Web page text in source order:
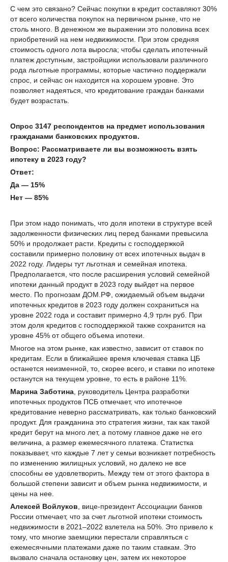
С чем это связано? Сейчас покупки в кредит составляют 30%
от всего количества покупок на первичном рынке, что не
столь много. В денежном же выражении это половина всех
приобретений на нем недвижимости. При этом средняя
стоимость одного лота выросла; чтобы сделать ипотечный
платеж доступным, застройщики использовали различного
рода льготные программы, которые частично поддержали
спрос, и сейчас он находится на хорошем уровне. Это
позволяет надеяться, что кредитование граждан банками
будет возрастать.
Опрос 3147 респондентов на предмет использования
гражданами банковских продуктов.
Вопрос: Рассматриваете ли вы возможность взять
ипотеку в 2023 году?
Ответ:
Да — 15%
Нет — 85%
При этом надо понимать, что доля ипотеки в структуре всей
задолженности физических лиц перед банками превысила
50% и продолжает расти. Кредиты с господдержкой
составили примерно половину от всех ипотечных выдач в
2022 году. Лидеры тут льготная и семейная ипотека.
Предполагается, что после расширения условий семейной
ипотеки данный продукт в 2023 году выйдет на первое
место. По прогнозам ДОМ.РФ, ожидаемый объем выдачи
ипотечных кредитов в 2023 году должен сохраниться на
уровне 2022 года и составит примерно 4,9 трлн руб. При
этом доля кредитов с господдержкой также сохранится на
уровне 45% от общего объема ипотеки.
Многое на этом рынке, как известно, зависит от ставок по
кредитам. Если в ближайшее время ключевая ставка ЦБ
останется неизменной, то, скорее всего, и ставки по ипотеке
останутся на текущем уровне, то есть в районе 11%.
Марина Заботина , руководитель Центра разработки
ипотечных продуктов ПСБ отмечает, что ипотечное
кредитование неверно рассматривать, как только банковский
продукт. Для гражданина это стратегия жизни, так как такой
кредит берут на много лет, а потому главное даже не его
величина, а размер ежемесячного платежа. Статистка
показывает, что каждые 7 лет у семьи возникает потребность
по изменению жилищных условий, но далеко не все
способны ее удовлетворить. Между тем от этого фактора в
большой степени зависит и объем рынка недвижимости, и
цены на нее.
Алексей Войлуков , вице-президент Ассоциации банков
России отмечает, что за счет льготной ипотеки стоимость
недвижимости в 2021–2022 взлетела на 50%. Это привело к
тому, что многие заемщики перестали справляться с
ежемесячными платежами даже по таким ставкам. Это
вызвало сначала остановку цен, затем их некоторое